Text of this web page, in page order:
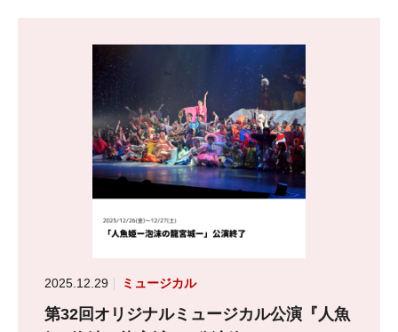
2025.12.29 ミュージカル
第32回オリジナルミュージカル公演『人魚